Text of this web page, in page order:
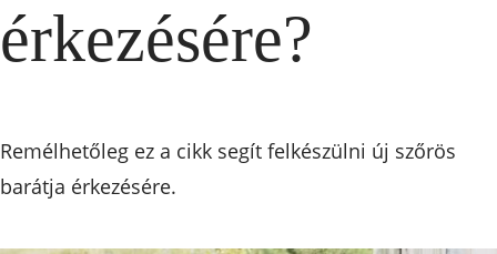
érkezésére?
Remélhetőleg ez a cikk segít felkészülni új szőrös
barátja érkezésére.